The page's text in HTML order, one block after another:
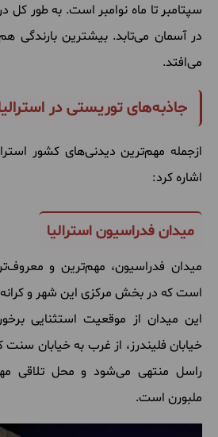
سپتامبر تا ماه نوامبر است. به طور کل در
در آسمان میتابد. بیشترین بارندگی
میافتد.
جاذبه‌های توریستی در
ازجمله مهمترین دیدنیهای کشور
اشاره کرد:
میدان فدراسیون استرالیا
میدان فدراسیون، مهمترین و معروف
استکه در بخش مرکزی این شهر و کرانه
این میدان از موقعیت استثنایی
خیابان فلیندرز، از غرب به خیابان سنت
راسل منتهی میشود و محل تلاقی
ملبورن است.